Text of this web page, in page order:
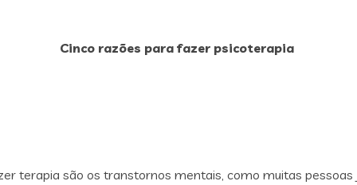
Cinco razões para fazer psicoterapia
terapia são os transtornos mentais, como muitas